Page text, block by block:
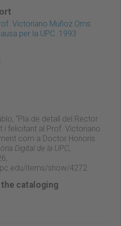
Victoriano Muñoz Oms
per la UPC. 1993
“Pla de detall del Rector
i felicitant al Prof. Victoriano
com a Doctor Honoris
Digital de la UPC,
items/show/4272
cataloging